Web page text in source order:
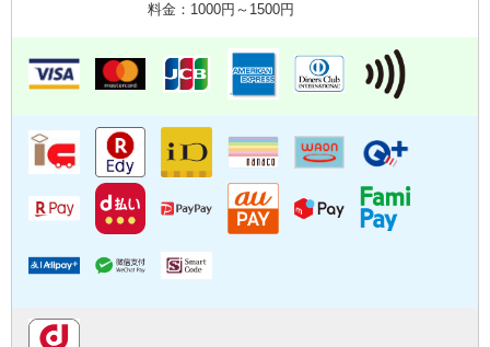
料金：1000円～1500円